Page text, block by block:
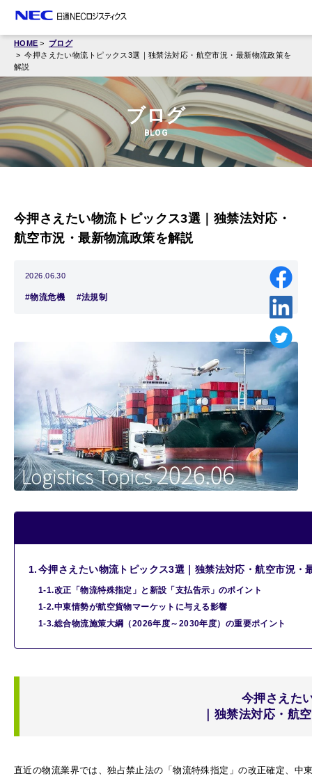
HOME
ブログ
今押さえたい物流トピックス3選｜独禁法対応・航空市況・最新物流政策を
解説
ブログ
BLOG
今押さえたい物流トピックス3選｜独禁法対応・
航空市況・最新物流政策を解説
2026.06.30
#物流危機 #法規制
1.今押さえたい物流トピックス3選｜独禁法対応・航空市況・
1-1.改正「物流特殊指定」と新設「支払告示」のポイント
1-2.中東情勢が航空貨物マーケットに与える影響
1-3.総合物流施策大綱（2026年度～2030年度）の重要ポイント
今押さえた
｜独禁法対応・航
直近の物流業界では、独占禁止法の「物流特殊指定」の改正確定、